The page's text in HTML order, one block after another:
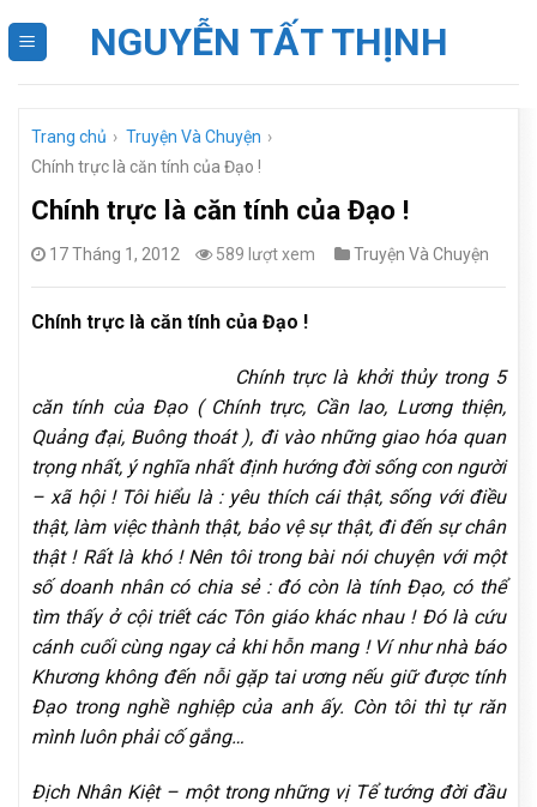
NGUYỄN TẤT THỊNH
Trang chủ › Truyện Và Chuyện ›
Chính trực là căn tính của Đạo !
Chính trực là căn tính của Đạo !
17 Tháng 1, 2012 589 lượt xem Truyện Và Chuyện
Chính trực là căn tính của Đạo !
Chính trực là khởi thủy trong 5
căn tính của Đạo ( Chính trực, Cần lao, Lương thiện,
Quảng đại, Buông thoát ), đi vào những giao hóa quan
trọng nhất, ý nghĩa nhất định hướng đời sống con người
– xã hội ! Tôi hiểu là : yêu thích cái thật, sống với điều
thật, làm việc thành thật, bảo vệ sự thật, đi đến sự chân
thật ! Rất là khó ! Nên tôi trong bài nói chuyện với một
số doanh nhân có chia sẻ : đó còn là tính Đạo, có thể
tìm thấy ở cội triết các Tôn giáo khác nhau ! Đó là cứu
cánh cuối cùng ngay cả khi hỗn mang ! Ví như nhà báo
Khương không đến nỗi gặp tai ương nếu giữ được tính
Đạo trong nghề nghiệp của anh ấy. Còn tôi thì tự răn
mình luôn phải cố gắng…
Địch Nhân Kiệt – một trong những vị Tể tướng đời đầu